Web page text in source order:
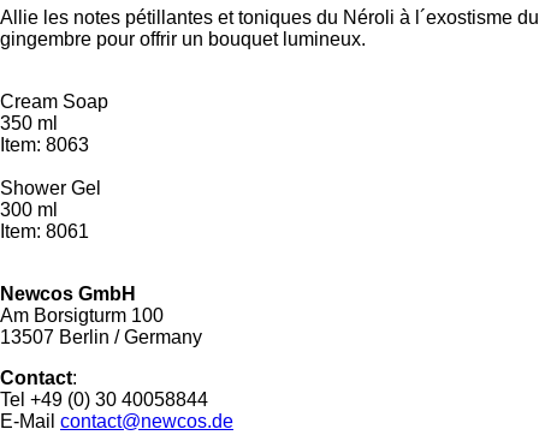
Allie les notes pétillantes et toniques du Néroli à l´exostisme du
gingembre pour offrir un bouquet lumineux.
Cream Soap
350 ml
Item: 8063
Shower Gel
300 ml
Item: 8061
Newcos GmbH
Am Borsigturm 100
13507 Berlin / Germany
Contact:
Tel +49 (0) 30 40058844
E-Mail contact@newcos.de